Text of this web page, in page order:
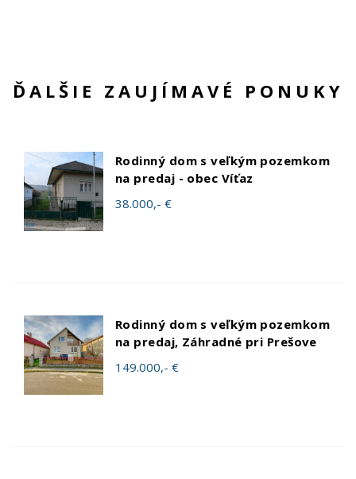
ĎALŠIE ZAUJÍMAVÉ PONUKY
Rodinný dom s veľkým pozemkom
na predaj - obec Víťaz
38.000,- €
Rodinný dom s veľkým pozemkom
na predaj, Záhradné pri Prešove
149.000,- €